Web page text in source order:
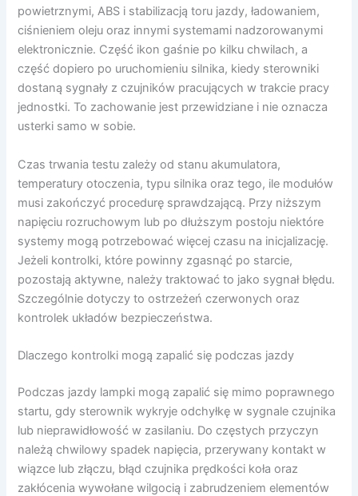
powietrznymi, ABS i stabilizacją toru jazdy, ładowaniem,
ciśnieniem oleju oraz innymi systemami nadzorowanymi
elektronicznie. Część ikon gaśnie po kilku chwilach, a
część dopiero po uruchomieniu silnika, kiedy sterowniki
dostaną sygnały z czujników pracujących w trakcie pracy
jednostki. To zachowanie jest przewidziane i nie oznacza
usterki samo w sobie.
Czas trwania testu zależy od stanu akumulatora,
temperatury otoczenia, typu silnika oraz tego, ile modułów
musi zakończyć procedurę sprawdzającą. Przy niższym
napięciu rozruchowym lub po dłuższym postoju niektóre
systemy mogą potrzebować więcej czasu na inicjalizację.
Jeżeli kontrolki, które powinny zgasnąć po starcie,
pozostają aktywne, należy traktować to jako sygnał błędu.
Szczególnie dotyczy to ostrzeżeń czerwonych oraz
kontrolek układów bezpieczeństwa.
Dlaczego kontrolki mogą zapalić się podczas jazdy
Podczas jazdy lampki mogą zapalić się mimo poprawnego
startu, gdy sterownik wykryje odchyłkę w sygnale czujnika
lub nieprawidłowość w zasilaniu. Do częstych przyczyn
należą chwilowy spadek napięcia, przerywany kontakt w
wiązce lub złączu, błąd czujnika prędkości koła oraz
zakłócenia wywołane wilgocią i zabrudzeniem elementów